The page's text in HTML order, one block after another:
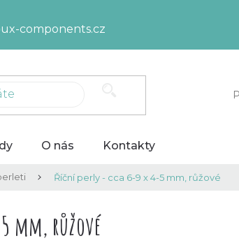
components.cz
O nás Kontakty
Říční perly - cca 6-9 x 4-5 mm, růžové
mm, růžové